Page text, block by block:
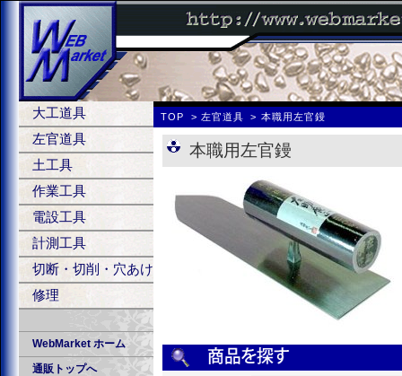
大工道具
左官道具
土工具
作業工具
電設工具
計測工具
切断・切削・穴あけ
修理
WebMarket ホーム
通販トップへ
TOP 左官道具 本職用左官鏝
本職用左官鏝